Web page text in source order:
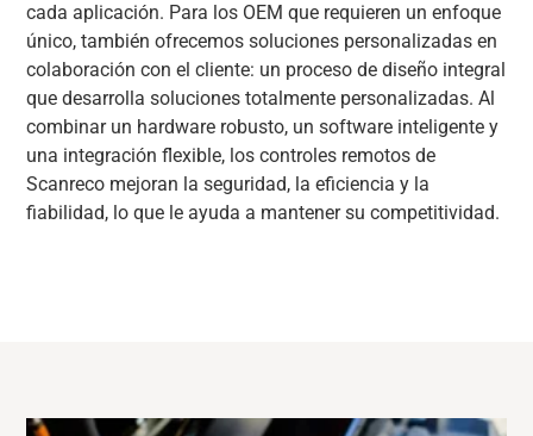
cada aplicación. Para los OEM que requieren un enfoque
único, también ofrecemos soluciones personalizadas en
colaboración con el cliente: un proceso de diseño integral
que desarrolla soluciones totalmente personalizadas. Al
combinar un hardware robusto, un software inteligente y
una integración flexible, los controles remotos de
Scanreco mejoran la seguridad, la eficiencia y la
fiabilidad, lo que le ayuda a mantener su competitividad.